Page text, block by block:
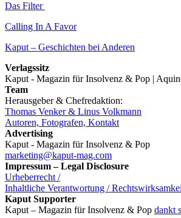
Das Filter
Calling In A Favor
Kaput – Geschichten bei Anderen
Verlagssitz
Kaput - Magazin für Insolvenz & Pop |
Team
Herausgeber & Chefredaktion:
Thomas Venker & Linus Volkmann
Autoren, Fotografen, Kontakt
Advertising
Kaput - Magazin für Insolvenz & Pop
marketing@kaput-mag.com
Impressum – Legal Disclosure
Urheberrecht /
Inhaltliche Verantwortung /
Kaput Supporter
Kaput – Magazin für Insolvenz & Pop dankt